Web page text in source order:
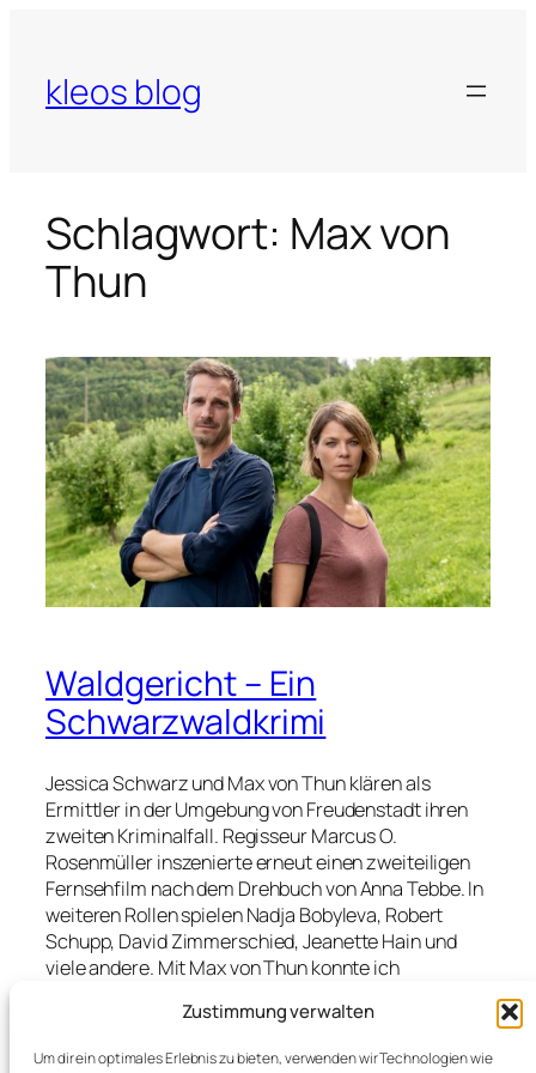
Zustimmung verwalten
Um dir ein optimales Erlebnis zu bieten, verwenden wir Technologien wie
springen
kleos blog
Schlagwort: Max von
Thun
Waldgericht – Ein
Schwarzwaldkrimi
Jessica Schwarz und Max von Thun klären als
Ermittler in der Umgebung von Freudenstadt ihren
zweiten Kriminalfall. Regisseur Marcus O.
Rosenmüller inszenierte erneut einen zweiteiligen
Fernsehfilm nach dem Drehbuch von Anna Tebbe. In
weiteren Rollen spielen Nadja Bobyleva, Robert
Schupp, David Zimmerschied, Jeanette Hain und
viele andere. Mit Max von Thun konnte ich
sprechen. Bis Oktober 2020 wurde gedreht,
am Montag, 4. , und Dienstag, 5. Januar